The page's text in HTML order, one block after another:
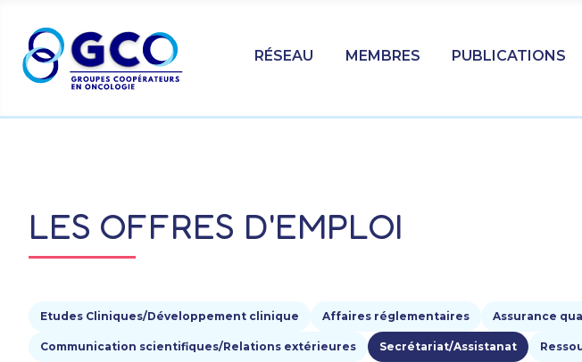
RÉSEAU MEMBRES PUBLICATIONS
LES OFFRES D'EMPLOI
Etudes Cliniques/Développement clinique Affaires réglementaires Assurance
Communication scientifiques/Relations extérieures Secrétariat/Assistanat